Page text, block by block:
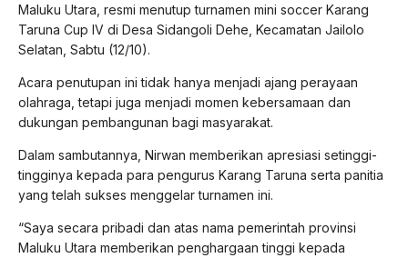
Maluku Utara, resmi menutup turnamen mini soccer Karang
Taruna Cup IV di Desa Sidangoli Dehe, Kecamatan Jailolo
Selatan, Sabtu (12/10).
Acara penutupan ini tidak hanya menjadi ajang perayaan
olahraga, tetapi juga menjadi momen kebersamaan dan
dukungan pembangunan bagi masyarakat.
Dalam sambutannya, Nirwan memberikan apresiasi setinggi-
tingginya kepada para pengurus Karang Taruna serta panitia
yang telah sukses menggelar turnamen ini.
“Saya secara pribadi dan atas nama pemerintah provinsi
Maluku Utara memberikan penghargaan tinggi kepada